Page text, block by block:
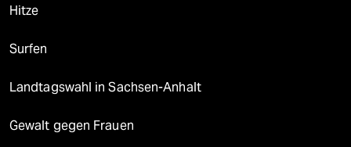
Hitze
Surfen
Landtagswahl in Sachsen-Anhalt
Gewalt gegen Frauen